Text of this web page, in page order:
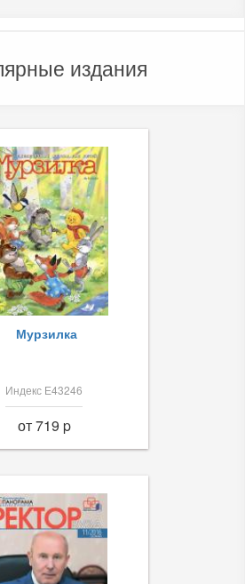
издания
Мурзилка
Индекс Е43246
от 719 p